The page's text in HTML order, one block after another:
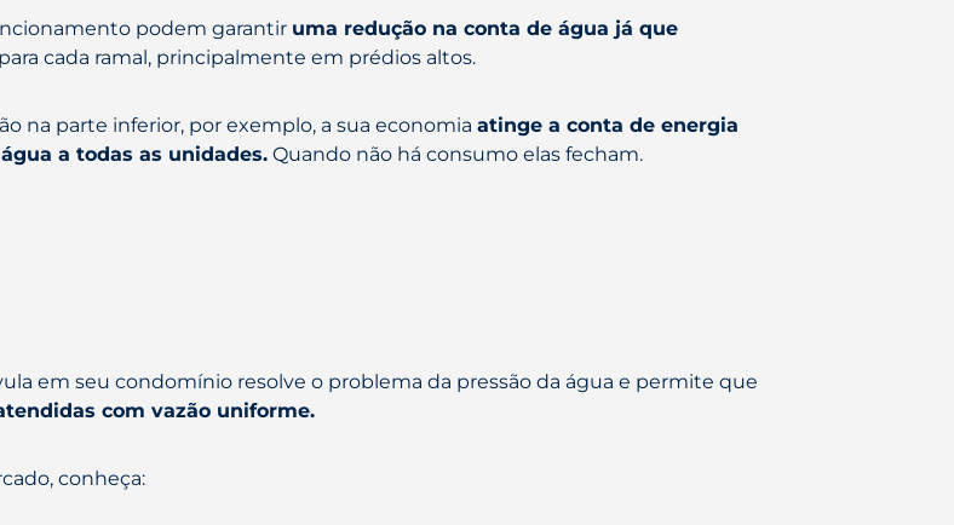
podem garantir uma redução na conta de água já que
cada ramal, principalmente em prédios altos.
na parte inferior, por exemplo, a sua economia atinge a conta de energia
a todas as unidades. Quando não há consumo elas fecham.
em seu condomínio resolve o problema da pressão da água e permite que
com vazão uniforme.
conheça: